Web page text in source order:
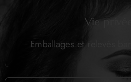
Vie privée
Emballages et relevés